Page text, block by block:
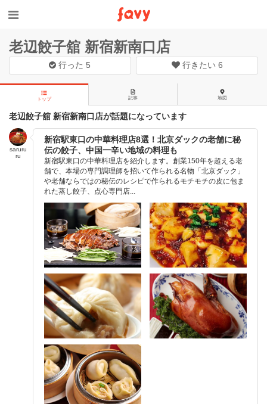
老辺餃子舘 新宿新南口店
行った 5 行きたい 6
トップ 記事 地図
老辺餃子舘 新宿新南口店が話題になっています
saruru
ru
新宿駅東口の中華料理店8選！北京ダックの老舗に秘
伝の餃子、中国一辛い地域の料理も
新宿駅東口の中華料理店を紹介します。創業150年を超える老
舗で、本場の専門調理師を招いて作られる名物「北京ダック」
や老舗ならではの秘伝のレシピで作られるモチモチの皮に包ま
れた蒸し餃子、点心専門店...